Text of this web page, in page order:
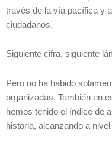
través de la vía pacífica y
ciudadanos.
Siguiente cifra, siguiente
Pero no ha habido
organizadas. También en
hemos tenido el índice de
historia, alcanzando a